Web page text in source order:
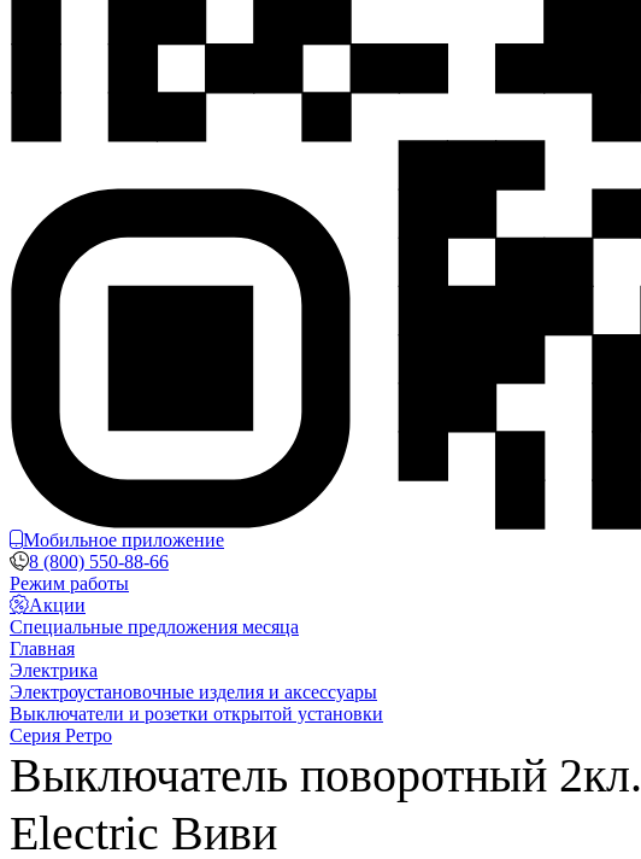
Мобильное приложение
8 (800) 550-88-66
Режим работы
Акции
Специальные предложения месяца
Главная
Электрика
Электроустановочные изделия и аксессуары
Выключатели и розетки открытой установки
Серия Ретро
Выключатель поворотный
Еlectric Виви